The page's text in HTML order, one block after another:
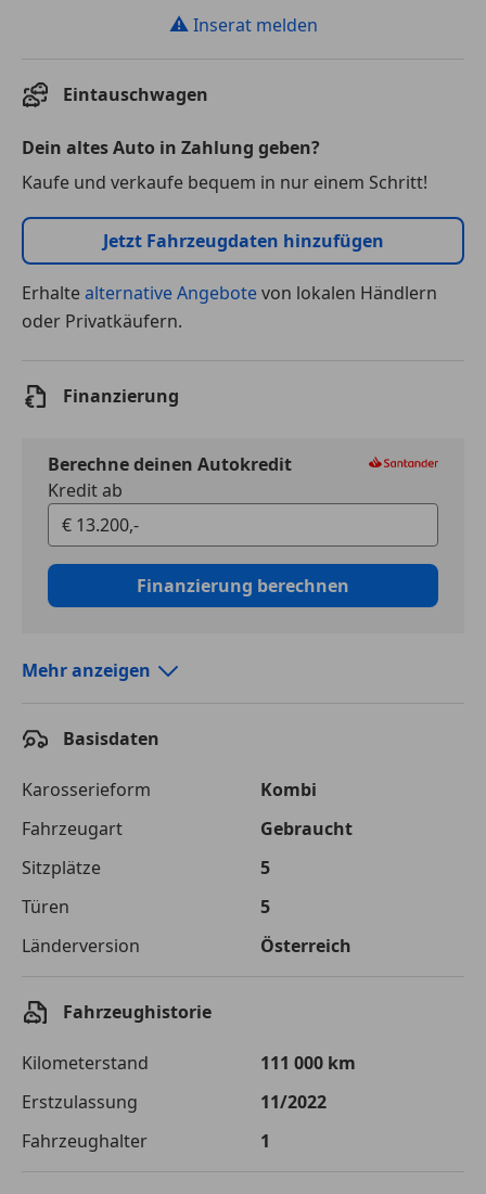
⚠ Inserat melden
Eintauschwagen
Dein altes Auto in Zahlung geben?
Kaufe und verkaufe bequem in nur einem Schritt!
Jetzt Fahrzeugdaten hinzufügen
Erhaltealternative Angebotevon lokalen Händlern
oder Privatkäufern.
Finanzierung
Berechne deinen Autokredit
Kredit ab
Finanzierung berechnen
Laufzeit
Kreditbetrag
€ 13 200,-
Zu zahlender
Gesamtbetrag
€ 20 971,-
Einberechnete Gebühren
€ 0,-
Effektivzinsatz
10,52 %
Der Kreditrechner enthält repräsentative Werte, zu denen wir
typischerweise Kredite vergeben. Der Sollzinssatz ist
bonitätsabhängig. Laufzeit mindestens 12, höchstens 120 Monate.
Gültig für Neukunden bei Online-Abschluss. Erfüllung banküblicher
Bonitätskriterien vorausgesetzt.
Mehr anzeigen
Basisdaten
Karosserieform
Kombi
Fahrzeugart
Gebraucht
Sitzplätze
5
Türen
5
Länderversion
Österreich
Fahrzeughistorie
Kilometerstand
111 000 km
Erstzulassung
11/2022
Fahrzeughalter
1